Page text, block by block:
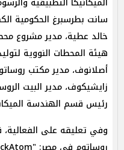
خالد عطية، مدير مشروع
أصلانوف، مدير مكتب
زايشيكوف، مدير البيت
رئيس قسم الهندسة
وفي تعليقه على